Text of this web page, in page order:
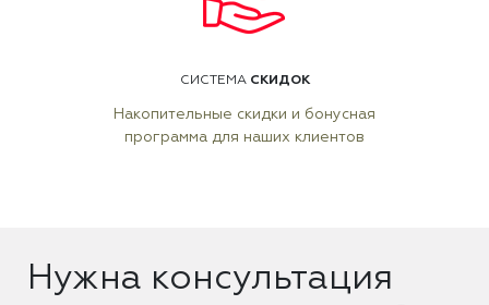
СИСТЕМА СКИДОК
Накопительные скидки и бонусная
программа для наших клиентов
Нужна консультация